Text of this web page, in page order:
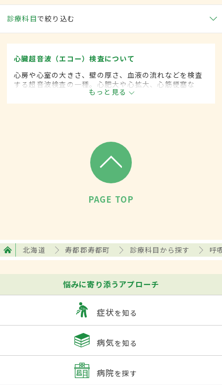
診療科目で絞り込む
心臓超音波（エコー）検査について
心房や心室の大きさ、壁の厚さ、血液の流れなどを検査
する超音波検査の一種。心肥大や心拡大、心筋梗塞な
ど、さまざまな心疾患の診断と範囲を調べることができ
る。検査時間は目的によって異なり、10～40分程度。
もっと見る
PAGE TOP
北海道 寿都郡寿都町 診療科目から探す 呼
悩みに寄り添うアプローチ
症状を知る
病気を知る
病院を探す